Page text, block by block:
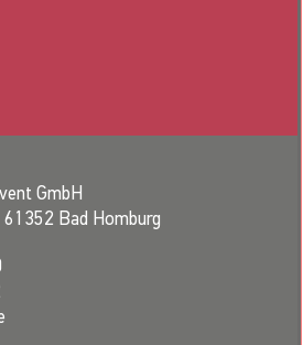
GmbH
Bad Homburg